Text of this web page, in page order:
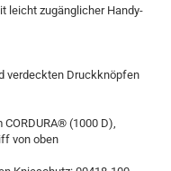
leicht zugänglicher Handy-
verdeckten Druckknöpfen
(1000 D),
von oben